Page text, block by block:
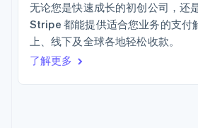
更多
Product roadmap
了解未来规划
Radar
欺诈防范
Atlas
酒店、旅游与休闲
保险
媒体与娱乐
API 状态
联系销售
成为合作伙伴
无论您是快速成长的初创公司，还
Stripe 都能提供适合您业务的支付
上、线下及全球各地轻松收款。
了解更多